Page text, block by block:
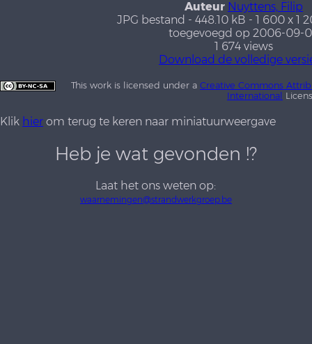
Auteur Nuyttens, Filip
JPG bestand - 448.10 kB - 1 600 x 1
toegevoegd op 2006-09-
1 674 views
Download de volledige
This work is licensed under a Creative Commons
International
Klik hier om terug te keren naar miniatuurweergave
Heb je wat gevonden !?
Laat het ons weten op:
waarnemingen@strandwerkgroep.be